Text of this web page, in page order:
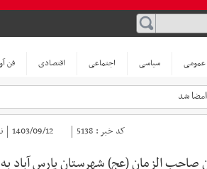
عمومی سیاسی اجتماعی اقتصادی فن
شد
کد خبر : 5138
1403/09/12